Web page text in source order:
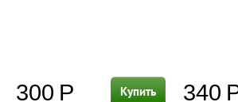
300 Р Купить 340